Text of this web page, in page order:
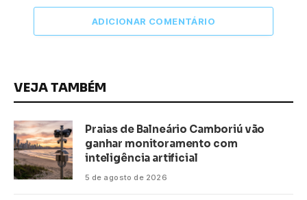
ADICIONAR COMENTÁRIO
VEJA TAMBÉM
Praias de Balneário Camboriú vão
ganhar monitoramento com
inteligência artificial
5 de agosto de 2026